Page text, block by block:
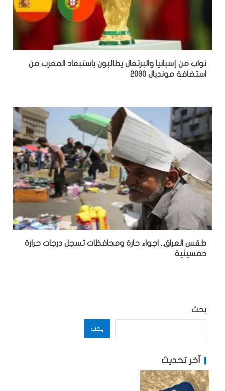
نواب من إسبانيا والبرتغال يطالبون باستبعاد المغرب من
استضافة مونديال 2030
طقس العراق.. اجواء حارة ومحافظات تسجل درجات حرارة
خمسينية
بحث
بحث
آخر تحديث